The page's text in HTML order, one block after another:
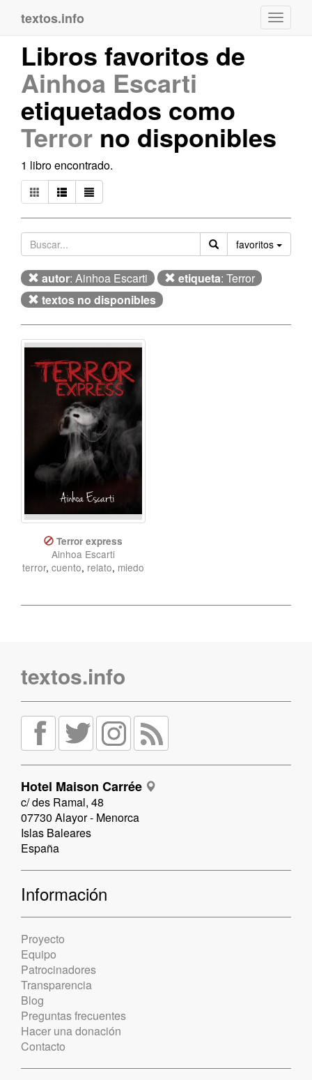
textos.info
Libros favoritos de
Ainhoa Escarti
etiquetados como
Terror no disponibles
1 libro encontrado.
favoritos
autor: Ainhoa Escarti etiqueta: Terror
textos no disponibles
Terror express
Ainhoa Escarti
terror, cuento, relato, miedo
textos.info
Hotel Maison Carrée
c/ des Ramal, 48
07730 Alayor - Menorca
Islas Baleares
España
Información
Proyecto
Equipo
Patrocinadores
Transparencia
Blog
Preguntas frecuentes
Hacer una donación
Contacto